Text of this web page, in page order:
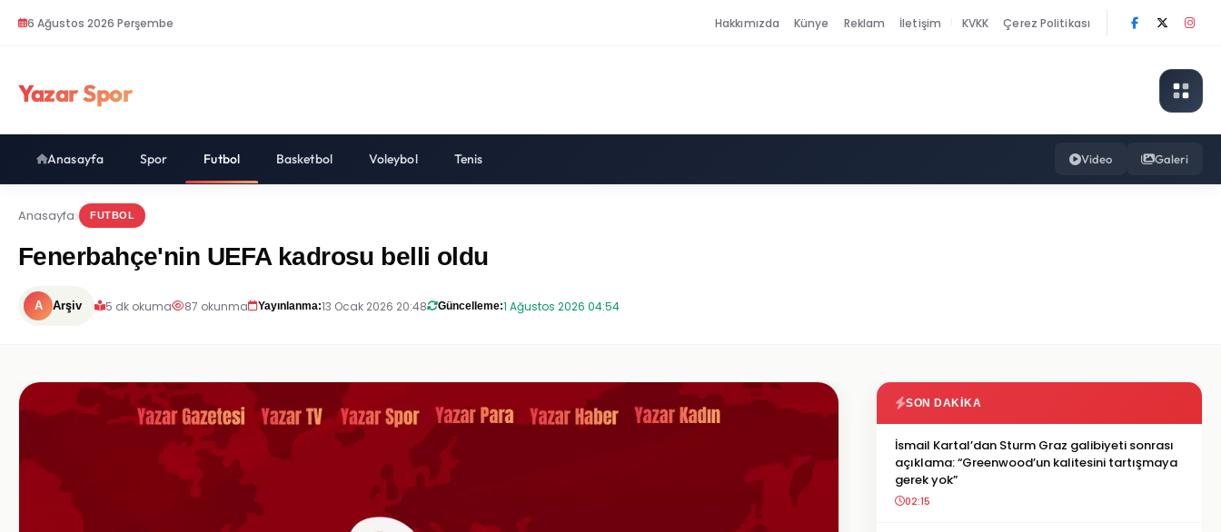
6 Ağustos 2026 Perşembe Hakkımızda Künye Reklam İletişim KVKK Çerez Politikası
Yazar Spor
Anasayfa Spor Futbol Basketbol Voleybol Tenis Video Galeri
Anasayfa FUTBOL
Fenerbahçe'nin UEFA kadrosu belli oldu
A Arşiv 5 dk okuma 87 okunma Yayınlanma:13 Ocak 2026 20:48 Güncelleme:1 Ağustos 2026 04:54
SON DAKIKA
İsmail Kartal’dan Sturm Graz galibiyeti sonrası
açıklama: “Greenwood’un kalitesini tartışmaya
gerek yok”
02:15